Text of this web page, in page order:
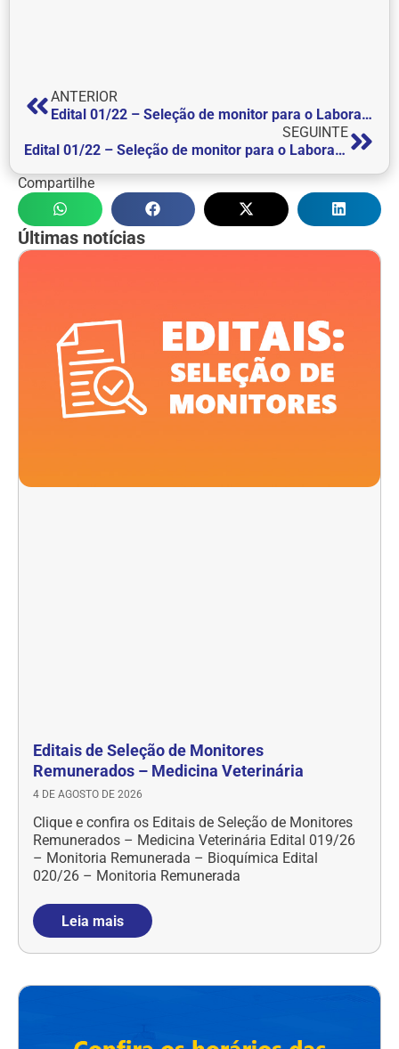
ANTERIOR
Edital 01/22 – Seleção de monitor para o Laboratório de Anatomia Humana
SEGUINTE
Edital 01/22 – Seleção de monitor para o Laboratório de Anatomia Humana
Compartilhe
Últimas notícias
Editais de Seleção de Monitores
Remunerados – Medicina Veterinária
4 DE AGOSTO DE 2026
Clique e confira os Editais de Seleção de Monitores
Remunerados – Medicina Veterinária Edital 019/26
– Monitoria Remunerada – Bioquímica Edital
020/26 – Monitoria Remunerada
Leia mais